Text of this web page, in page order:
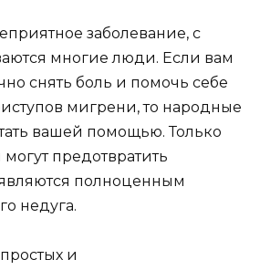
заболевание, с
многие люди. Если вам
снять боль и помочь себе
мигрени, то народные
вашей помощью. Только
предотвратить
полноценным
недуга.
и